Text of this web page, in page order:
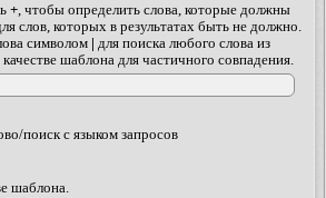
+, чтобы определить слова, которые должны
слов, которых в результатах быть не должно.
символом | для поиска любого слова из
качестве шаблона для частичного совпадения.
поиск с языком запросов
шаблона.